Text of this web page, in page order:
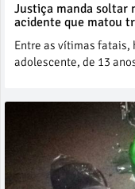
Justiça manda soltar
acidente que matou
Entre as vítimas fatais,
adolescente, de 13